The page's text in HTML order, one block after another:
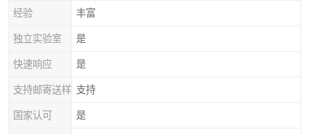
经验 丰富
独立实验室 是
快速响应 是
支持邮寄送样 支持
国家认可 是